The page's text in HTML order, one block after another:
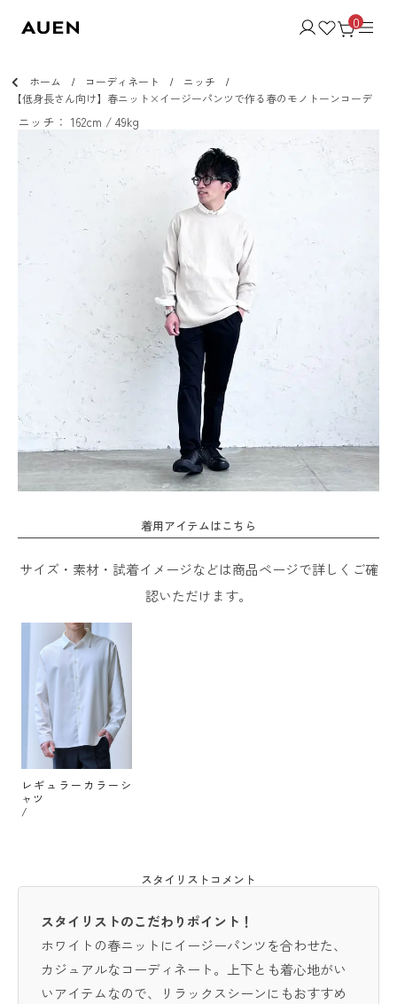
0
ホーム コーディネート
ニッチ
【低身長さん向け】春ニット×イージーパンツで作る春のモノトーンコーデ
ニッチ： 162cm / 49kg
着用アイテムはこちら
サイズ・素材・試着イメージなどは商品ページで詳しくご確
認いただけます。
レギュラーカラーシ
ャツ
/
スタイリストコメント
スタイリストのこだわりポイント！
ホワイトの春ニットにイージーパンツを合わせた、
カジュアルなコーディネート。上下とも着心地がい
いアイテムなので、リラックスシーンにもおすすめ